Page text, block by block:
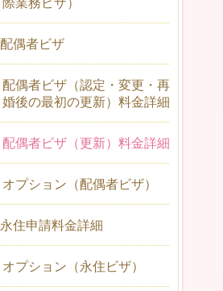
配偶者ビザ
配偶者ビザ（認定・変更・再
婚後の最初の更新）料金詳細
配偶者ビザ（更新）料金詳細
オプション（配偶者ビザ）
永住申請料金詳細
オプション（永住ビザ）